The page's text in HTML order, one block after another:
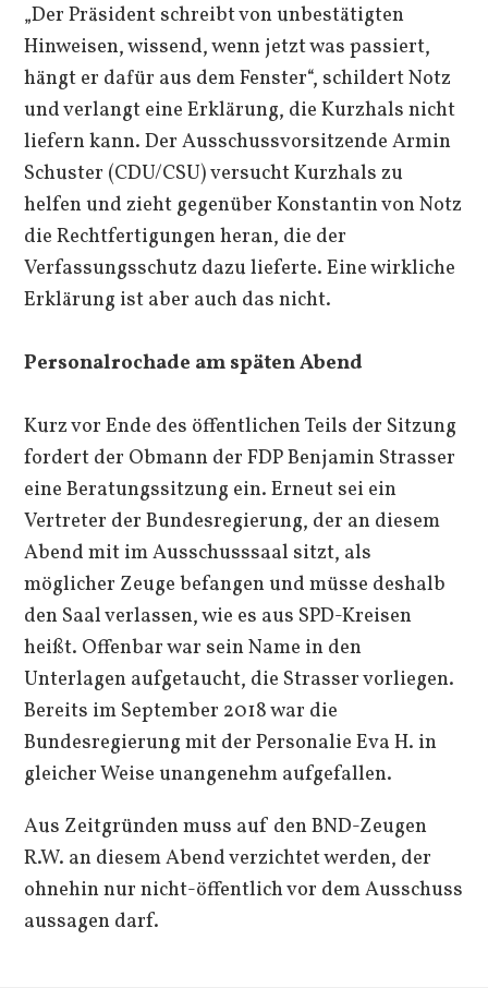
„Der Präsident schreibt von unbestätigten
Hinweisen, wissend, wenn jetzt was passiert,
hängt er dafür aus dem Fenster“, schildert Notz
und verlangt eine Erklärung, die Kurzhals nicht
liefern kann. Der Ausschussvorsitzende Armin
Schuster (CDU/CSU) versucht Kurzhals zu
helfen und zieht gegenüber Konstantin von Notz
die Rechtfertigungen heran, die der
Verfassungsschutz dazu lieferte. Eine wirkliche
Erklärung ist aber auch das nicht.
Personalrochade am späten Abend
Kurz vor Ende des öffentlichen Teils der Sitzung
fordert der Obmann der FDP Benjamin Strasser
eine Beratungssitzung ein. Erneut sei ein
Vertreter der Bundesregierung, der an diesem
Abend mit im Ausschusssaal sitzt, als
möglicher Zeuge befangen und müsse deshalb
den Saal verlassen, wie es aus SPD-Kreisen
heißt. Offenbar war sein Name in den
Unterlagen aufgetaucht, die Strasser vorliegen.
Bereits im September 2018 war die
Bundesregierung mit der Personalie Eva H. in
gleicher Weise unangenehm aufgefallen.
Aus Zeitgründen muss auf den BND-Zeugen
R.W. an diesem Abend verzichtet werden, der
ohnehin nur nicht-öffentlich vor dem Ausschuss
aussagen darf.